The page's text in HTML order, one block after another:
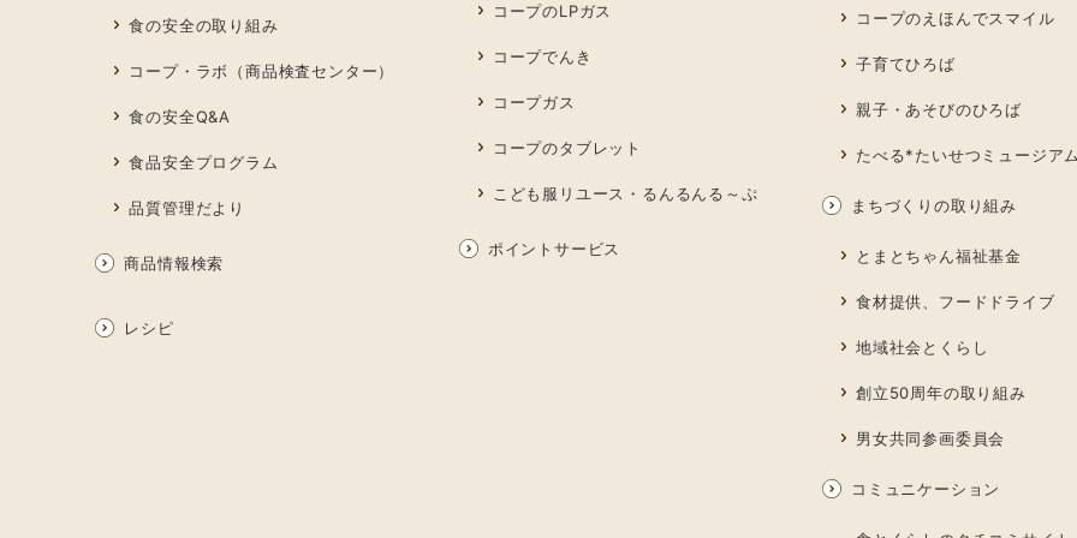
食の安全の取り組み
コープ・ラボ（商品検査センター）
食の安全Q&A
食品安全プログラム
品質管理だより
商品情報検索
レシピ
コープのLPガス
コープでんき
コープガス
コープのタブレット
こども服リユース・るんるんる～ぷ
ポイントサービス
コープのえほんでスマイル
子育てひろば
親子・あそびのひろば
たべる*たいせつミュージア
まちづくりの取り組み
とまとちゃん福祉基金
食材提供、フードドライブ
地域社会とくらし
創立50周年の取り組み
男女共同参画委員会
コミュニケーション